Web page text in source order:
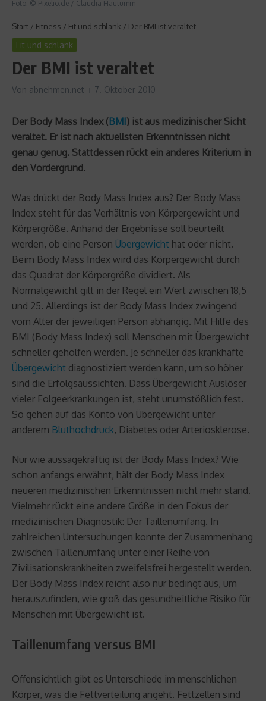
Foto: © Pixelio.de / Claudia Hautumm
Start / Fitness / Fit und schlank / Der BMI ist veraltet
Fit und schlank
Der BMI ist veraltet
Von abnehmen.net 7. Oktober 2010
Der Body Mass Index (BMI) ist aus medizinischer Sicht
veraltet. Er ist nach aktuellsten Erkenntnissen nicht
genau genug. Stattdessen rückt ein anderes Kriterium in
den Vordergrund.
Was drückt der Body Mass Index aus? Der Body Mass
Index steht für das Verhältnis von Körpergewicht und
Körpergröße. Anhand der Ergebnisse soll beurteilt
werden, ob eine Person Übergewicht hat oder nicht.
Beim Body Mass Index wird das Körpergewicht durch
das Quadrat der Körpergröße dividiert. Als
Normalgewicht gilt in der Regel ein Wert zwischen 18,5
und 25. Allerdings ist der Body Mass Index zwingend
vom Alter der jeweiligen Person abhängig. Mit Hilfe des
BMI (Body Mass Index) soll Menschen mit Übergewicht
schneller geholfen werden. Je schneller das krankhafte
Übergewicht diagnostiziert werden kann, um so höher
sind die Erfolgsaussichten. Dass Übergewicht Auslöser
vieler Folgeerkrankungen ist, steht unumstößlich fest.
So gehen auf das Konto von Übergewicht unter
anderem Bluthochdruck, Diabetes oder Arteriosklerose.
Nur wie aussagekräftig ist der Body Mass Index? Wie
schon anfangs erwähnt, hält der Body Mass Index
neueren medizinischen Erkenntnissen nicht mehr stand.
Vielmehr rückt eine andere Größe in den Fokus der
medizinischen Diagnostik: Der Taillenumfang. In
zahlreichen Untersuchungen konnte der Zusammenhang
zwischen Taillenumfang unter einer Reihe von
Zivilisationskrankheiten zweifelsfrei hergestellt werden.
Der Body Mass Index reicht also nur bedingt aus, um
herauszufinden, wie groß das gesundheitliche Risiko für
Menschen mit Übergewicht ist.
Taillenumfang versus BMI
Offensichtlich gibt es Unterschiede im menschlichen
Körper, was die Fettverteilung angeht. Fettzellen sind